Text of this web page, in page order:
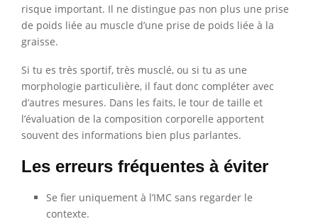
risque important. Il ne distingue pas non plus une prise
de poids liée au muscle d’une prise de poids liée à la
graisse.
Si tu es très sportif, très musclé, ou si tu as une
morphologie particulière, il faut donc compléter avec
d’autres mesures. Dans les faits, le tour de taille et
l’évaluation de la composition corporelle apportent
souvent des informations bien plus parlantes.
Les erreurs fréquentes à éviter
Se fier uniquement à l’IMC sans regarder le
contexte.